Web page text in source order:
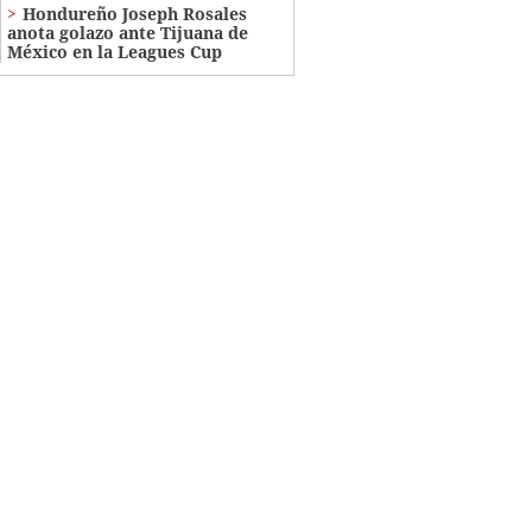
Hondureño Joseph Rosales
anota golazo ante Tijuana de
México en la Leagues Cup